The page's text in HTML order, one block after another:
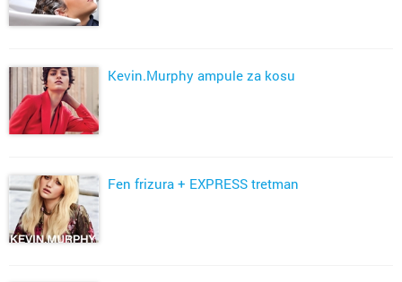
Kevin.Murphy ampule za kosu
Fen frizura + EXPRESS tretman